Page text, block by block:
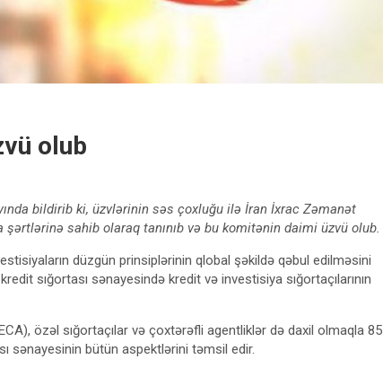
olub
bildirib ki, üzvlərinin səs çoxluğu ilə İran İxrac Zəmanət
sahib olaraq tanınıb və bu komitənin daimi üzvü olub.
düzgün prinsiplərinin qlobal şəkildə qəbul edilməsini
sığortası sənayesində kredit və investisiya sığortaçılarının
özəl sığortaçılar və çoxtərəfli agentliklər də daxil olmaqla 85
sənayesinin bütün aspektlərini təmsil edir.